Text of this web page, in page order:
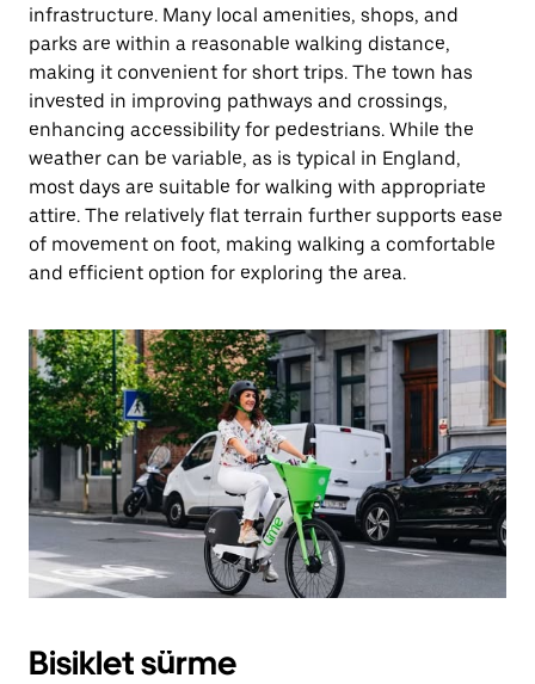
infrastructure. Many local amenities, shops, and
parks are within a reasonable walking distance,
making it convenient for short trips. The town has
invested in improving pathways and crossings,
enhancing accessibility for pedestrians. While the
weather can be variable, as is typical in England,
most days are suitable for walking with appropriate
attire. The relatively flat terrain further supports ease
of movement on foot, making walking a comfortable
and efficient option for exploring the area.
Bisiklet sürme